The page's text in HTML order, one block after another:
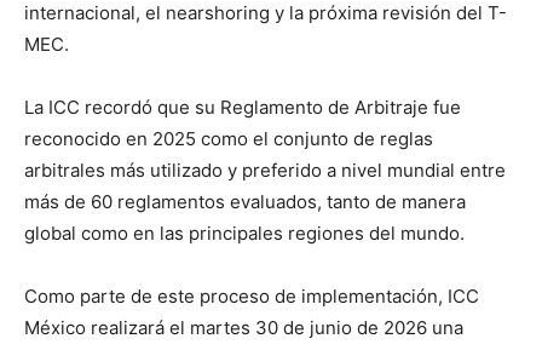
internacional, el nearshoring y la próxima revisión del T-
MEC.
La ICC recordó que su Reglamento de Arbitraje fue
reconocido en 2025 como el conjunto de reglas
arbitrales más utilizado y preferido a nivel mundial entre
más de 60 reglamentos evaluados, tanto de manera
global como en las principales regiones del mundo.
Como parte de este proceso de implementación, ICC
México realizará el martes 30 de junio de 2026 una